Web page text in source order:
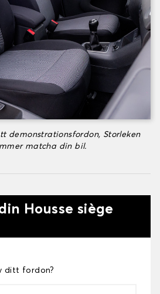
demonstrationsfordon, Storleken
matcha din bil.
Housse siège
ditt fordon?